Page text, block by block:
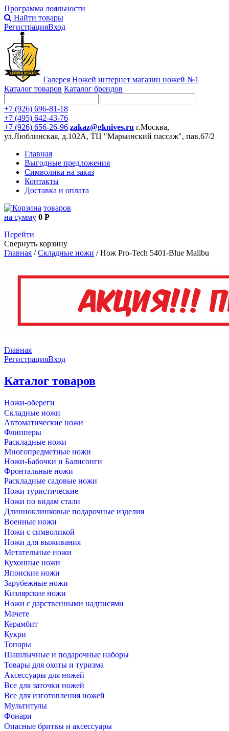
Программа лояльности
Найти товары
РегистрацияВход
Галерея Ножей интернет магазин ножей №1
Каталог товаров Каталог брендов
+7 (926) 696-81-18
+7 (495) 642-43-76
+7 (926) 656-26-96 zakaz@gknives.ru г.Москва,
ул.Люблинская, д.102А, ТЦ "Марьинский пассаж", пав.67/2
Главная
Выгодные предложения
Символика на заказ
Контакты
Доставка и оплата
товаров
на сумму 0 Р
Перейти
Свернуть корзину
Главная /Складные ножи /Нож Pro-Tech 5401-Blue Malibu
Главная
РегистрацияВход
Каталог товаров
Ножи-обереги
Складные ножи
Автоматические ножи
Флипперы
Раскладные ножи
Многопредметные ножи
Ножи-Бабочки и Балисонги
Фронтальные ножи
Раскладные садовые ножи
Ножи туристические
Ножи по видам стали
Длинноклинковые подарочные изделия
Военные ножи
Ножи с символикой
Ножи для выживания
Метательные ножи
Кухонные ножи
Японские ножи
Зарубежные ножи
Кизлярские ножи
Ножи с дарственными надписями
Мачете
Керамбит
Кукри
Топоры
Шашлычные и подарочные наборы
Товары для охоты и туризма
Аксессуары для ножей
Все для заточки ножей
Все для изготовления ножей
Мультитулы
Фонари
Опасные бритвы и аксессуары